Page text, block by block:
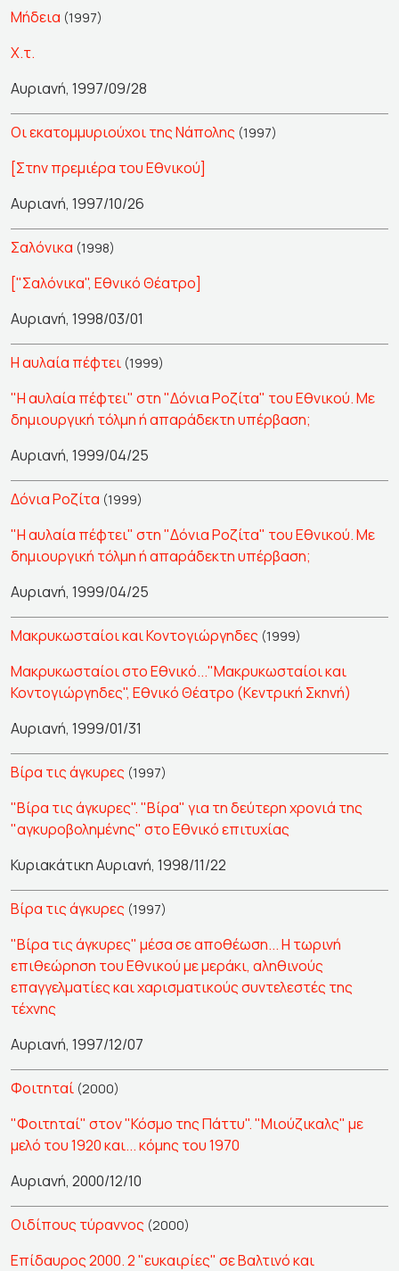
Μήδεια (1997)
Χ.τ.
Αυριανή, 1997/09/28
Οι εκατομμυριούχοι της Νάπολης (1997)
[Στην πρεμιέρα του Εθνικού]
Αυριανή, 1997/10/26
Σαλόνικα (1998)
["Σαλόνικα", Εθνικό Θέατρο]
Αυριανή, 1998/03/01
Η αυλαία πέφτει (1999)
"Η αυλαία πέφτει" στη "Δόνια Ροζίτα" του Εθνικού. Με
δημιουργική τόλμη ή απαράδεκτη υπέρβαση;
Αυριανή, 1999/04/25
Δόνια Ροζίτα (1999)
"Η αυλαία πέφτει" στη "Δόνια Ροζίτα" του Εθνικού. Με
δημιουργική τόλμη ή απαράδεκτη υπέρβαση;
Αυριανή, 1999/04/25
Μακρυκωσταίοι και Κοντογιώργηδες (1999)
Μακρυκωσταίοι στο Εθνικό..."Μακρυκωσταίοι και
Κοντογιώργηδες", Εθνικό Θέατρο (Κεντρική Σκηνή)
Αυριανή, 1999/01/31
Βίρα τις άγκυρες (1997)
"Βίρα τις άγκυρες". "Βίρα" για τη δεύτερη χρονιά της
"αγκυροβολημένης" στο Εθνικό επιτυχίας
Κυριακάτικη Αυριανή, 1998/11/22
Βίρα τις άγκυρες (1997)
"Βίρα τις άγκυρες" μέσα σε αποθέωση... Η τωρινή
επιθεώρηση του Εθνικού με μεράκι, αληθινούς
επαγγελματίες και χαρισματικούς συντελεστές της
τέχνης
Αυριανή, 1997/12/07
Φοιτηταί (2000)
"Φοιτηταί" στον "Κόσμο της Πάττυ". "Μιούζικαλς" με
μελό του 1920 και... κόμης του 1970
Αυριανή, 2000/12/10
Οιδίπους τύραννος (2000)
Επίδαυρος 2000. 2 "ευκαιρίες" σε Βαλτινό και